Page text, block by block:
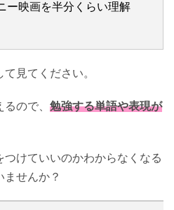
ー映画を半分くらい理解
見てください。
ので、 勉強する単語や表現が
つけていいのかわからなくなる
ませんか？